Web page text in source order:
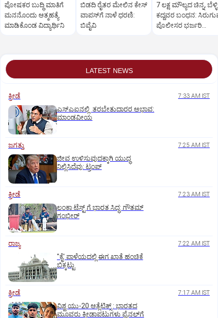
ಪೋಷಕರ ಬುದ್ಧಿ ಮಾತಿಗೆ
ಮನನೊಂದು ಆತ್ಮಹತ್ಯೆ
ಮಾಡಿಕೊಂಡ ವಿದ್ಯಾರ್ಥಿನಿ
ಬಿಡದಿ ರೈತರ ಮೇಲಿನ ಕೇಸ್‌
ವಾಪಸ್‌ಗೆ ನಾಳೆ ಧರಣಿ:
ಬಿವೈವಿ
7 ಲಕ್ಷ ಮೌಲ್ಯದ ಚಿನ್ನ, ಬೆಳ್ಳಿ
ಕದ್ದವರ ಬಂಧನ:
ಪೊಲೀಸರ ಭರ್ಜರಿ
LATEST NEWS
ಕ್ರೀಡೆ 7:33 AM IST
ಎಸ್‌ಎಐನಲ್ಲಿ ತರಬೇತುದಾರರ ಅಭಾವ:
ಮಾಂಡವೀಯ
ಜಗತ್ತು 7:25 AM IST
ಜೀವ ಉಳಿಸುವುದಕ್ಕಾಗಿ ಯುದ್ಧ
ನಿಲ್ಲಿಸಿದೆವು: ಟ್ರಂಪ್‌
ಕ್ರೀಡೆ 7:23 AM IST
ಲಂಕಾ ಟೆಸ್ಟ್‌ ಗೆ ಭಾರತ ಸಿದ್ಧ: ಗೌತಮ್‌
ಗಂಭೀರ್‌
ರಾಜ್ಯ 7:22 AM IST
"ಕೈ' ಪಾಳೆಯದಲ್ಲಿ ಈಗ ಖಾತೆ ಹಂಚಿಕೆ
ಬಿಕ್ಕಟ್ಟು
ಕ್ರೀಡೆ 7:17 AM IST
ವಿಶ್ವ ಯು-20 ಆತ್ಲೆಟಿಕ್ಸ್‌ : ಭಾರತದ
ಮೂವರು ಕ್ರೀಡಾಪಟುಗಳು ಫೈನಲ್‌ಗೆ